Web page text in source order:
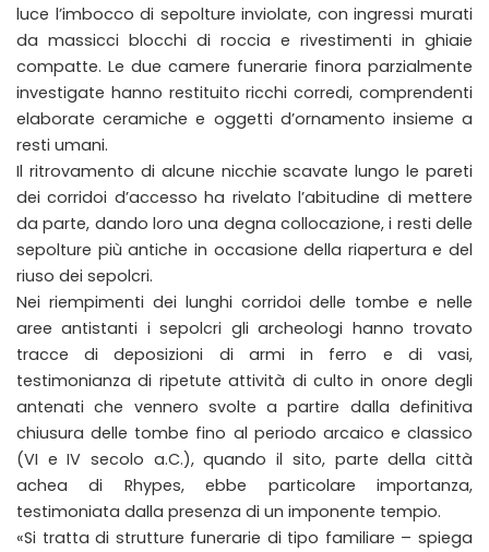
luce l’imbocco di sepolture inviolate, con ingressi murati
da massicci blocchi di roccia e rivestimenti in ghiaie
compatte. Le due camere funerarie finora parzialmente
investigate hanno restituito ricchi corredi, comprendenti
elaborate ceramiche e oggetti d’ornamento insieme a
resti umani.
Il ritrovamento di alcune nicchie scavate lungo le pareti
dei corridoi d’accesso ha rivelato l’abitudine di mettere
da parte, dando loro una degna collocazione, i resti delle
sepolture più antiche in occasione della riapertura e del
riuso dei sepolcri.
Nei riempimenti dei lunghi corridoi delle tombe e nelle
aree antistanti i sepolcri gli archeologi hanno trovato
tracce di deposizioni di armi in ferro e di vasi,
testimonianza di ripetute attività di culto in onore degli
antenati che vennero svolte a partire dalla definitiva
chiusura delle tombe fino al periodo arcaico e classico
(VI e IV secolo a.C.), quando il sito, parte della città
achea di Rhypes, ebbe particolare importanza,
testimoniata dalla presenza di un imponente tempio.
«Si tratta di strutture funerarie di tipo familiare – spiega